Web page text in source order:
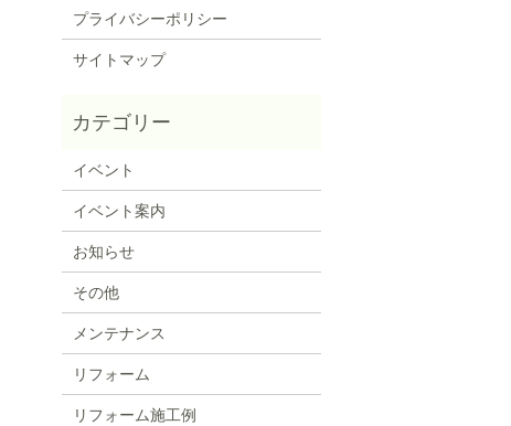
プライバシーポリシー
サイトマップ
イベント
イベント案内
お知らせ
その他
メンテナンス
リフォーム
リフォーム施工例